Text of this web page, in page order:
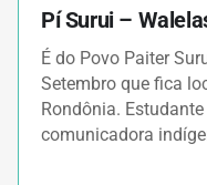
3. GUIAS
Juventude,
como um
Pí Surui –
É do Povo Paiter
Setembro que fica
Rondônia.
comunicadora